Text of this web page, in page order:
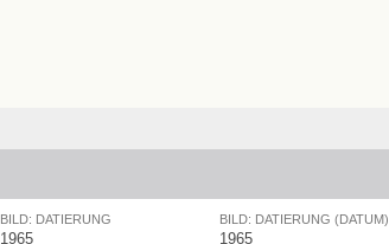
BILD: DATIERUNG
1965
BILD: DATIERUNG (DATUM)
1965